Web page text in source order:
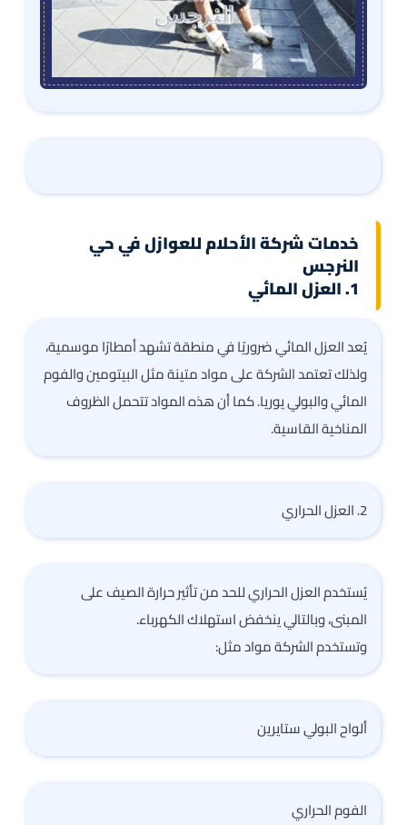
خدمات شركة الأحلام للعوازل في حي
النرجس
1. العزل المائي
يُعد العزل المائي ضروريًا في منطقة تشهد أمطارًا موسمية،
ولذلك تعتمد الشركة على مواد متينة مثل البيتومين والفوم
المائي والبولي يوريا. كما أن هذه المواد تتحمل الظروف
المناخية القاسية.
2. العزل الحراري
يُستخدم العزل الحراري للحد من تأثير حرارة الصيف على
المبنى، وبالتالي ينخفض استهلاك الكهرباء.
وتستخدم الشركة مواد مثل:
ألواح البولي ستايرين
الفوم الحراري